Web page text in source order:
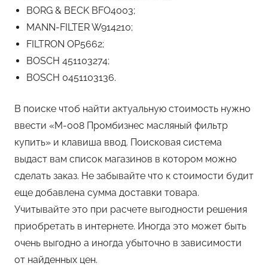
BORG & BECK BFO4003;
MANN-FILTER W914210;
FILTRON OP5662;
BOSCH 451103274;
BOSCH 0451103136.
В поиске чтоб найти актуальную стоимость нужно
ввести «M-008 Промбизнес масляный фильтр
купить» и клавиша ввод. Поисковая система
выдаст вам список магазинов в котором можно
сделать заказ. Не забывайте что к стоимости будит
еще добавлена сумма доставки товара.
Учитывайте это при расчете выгодности решения
приобретать в интернете. Иногда это может быть
очень выгодно а иногда убыточно в зависимости
от найденных цен.